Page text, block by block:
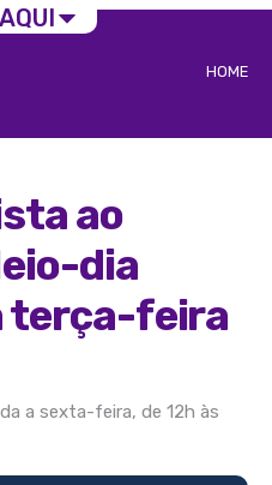
HOME
ao
dia
terça-feira
a sexta-feira, de 12h às